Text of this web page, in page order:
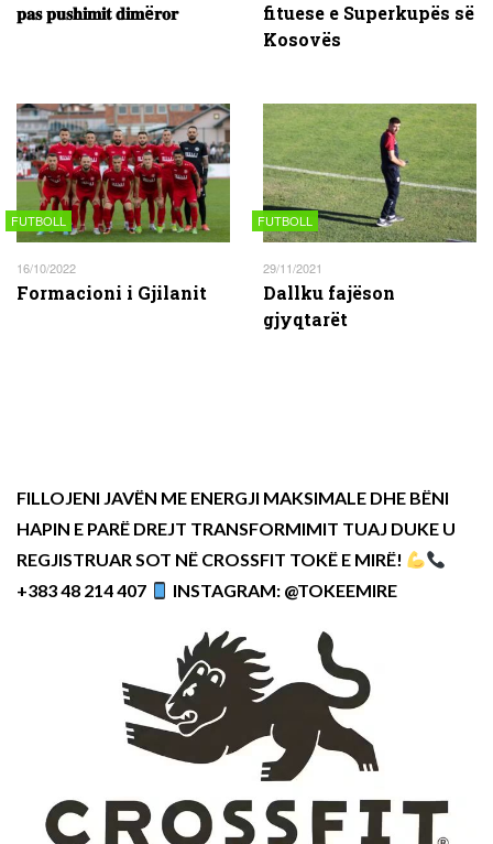
𝐩𝐚𝐬 𝐩𝐮𝐬𝐡𝐢𝐦𝐢𝐭 𝐝𝐢𝐦ë𝐫𝐨𝐫
fituese e Superkupës së
Kosovës
FUTBOLL
16/10/2022
Formacioni i Gjilanit
FUTBOLL
29/11/2021
Dallku fajëson
gjyqtarët
FILLOJENI JAVËN ME ENERGJI MAKSIMALE DHE BËNI
HAPIN E PARË DREJT TRANSFORMIMIT TUAJ DUKE U
REGJISTRUAR SOT NË CROSSFIT TOKË E MIRË!
+383 48 214 407
INSTAGRAM: @TOKEEMIRE